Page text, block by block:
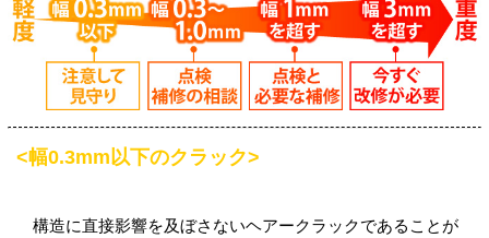
<幅0.3mm以下のクラック>
構造に直接影響を及ぼさないヘアークラックであることが